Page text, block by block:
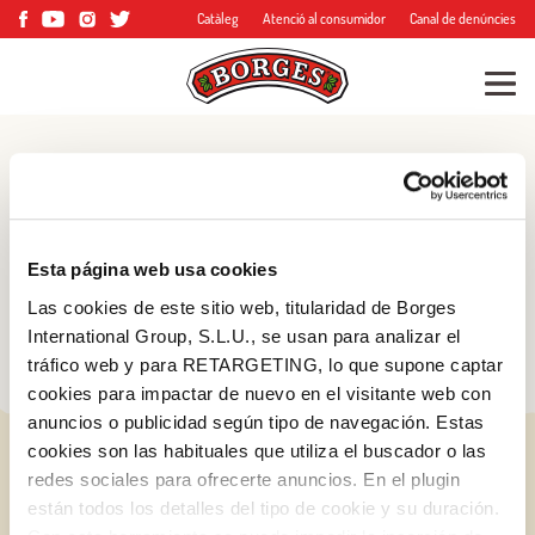
Esta página web usa cookies
Las cookies de este sitio web, titularidad de Borges
International Group, S.L.U., se usan para analizar el
tráfico web y para RETARGETING, lo que supone captar
cookies para impactar de nuevo en el visitante web con
anuncios o publicidad según tipo de navegación. Estas
cookies son las habituales que utiliza el buscador o las
redes sociales para ofrecerte anuncios. En el plugin
están todos los detalles del tipo de cookie y su duración.
Catàleg Atenció al consumidor Canal de denúncies
més
Iniciar sessió amb Google